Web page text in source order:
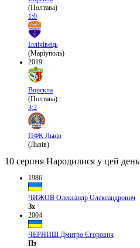
(Полтава)
1:0
Іллічівець
(Маріуполь)
2019
Ворскла
(Полтава)
3:2
ПФК Львів
(Львів)
10 серпня Народилися у цей день
1986
ЧИЖОВ Олександр Олександрович
Зх
2004
ЧЕРНИШ Дмитро Єгорович
Пз